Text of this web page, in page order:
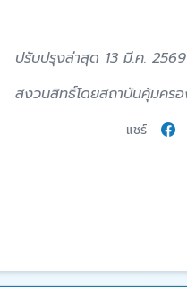
ปรับปรุงล่าสุด 13 มี.ค. 2569
สงวนสิทธิ์โดยสถาบันคุ้มครอ
แชร์